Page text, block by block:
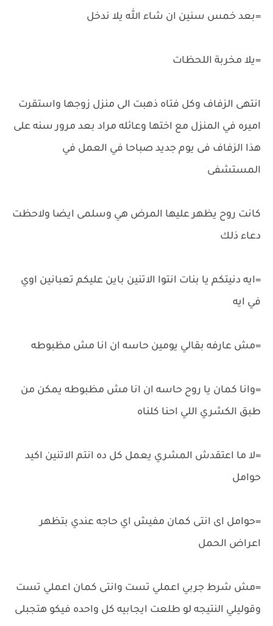
=بعد خمس سنين ان شاء الله يلا ندخل
=يلا مخربة اللحظات
انتهى الزفاف وكل فتاه ذهبت الى منزل زوجها واستقرت
اميره في المنزل مع اختها وعائله مراد بعد مرور سنه على
هذا الزفاف فى يوم جديد صباحا في العمل في
المستشفى
كانت روح يظهر عليها المرض هي وسلمى ايضا ولاحظت
دعاء ذلك
=ايه دنيتكم يا بنات انتوا الاتنين باين عليكم تعبانين اوي
في ايه
=مش عارفه بقالي يومين حاسه ان انا مش مظبوطه
=وانا كمان يا روح حاسه ان انا مش مظبوطه يمكن من
طبق الكشري اللي احنا كلناه
=لا ما اعتقدش المشري يعمل كل ده انتم الاتنين اكيد
حوامل
=حوامل اى انتى كمان مفيش اي حاجه عندي بتظهر
اعراض الحمل
=مش شرط جربي اعملي تست وانتى كمان اعملي تست
وقوليلي النتيجه لو طلعت ايجابيه كل واحده فيكو هتجبلى